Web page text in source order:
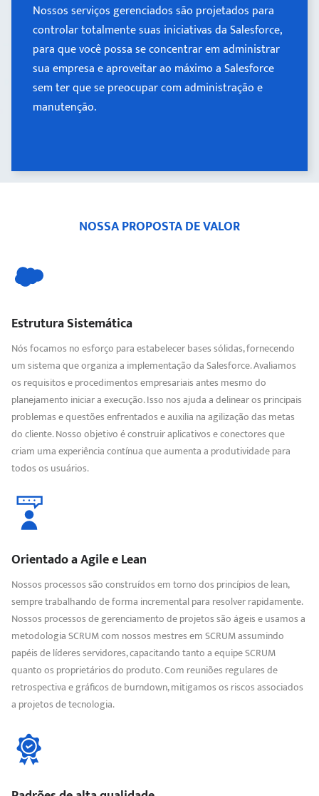
Nossos serviços gerenciados são projetados para
controlar totalmente suas iniciativas da Salesforce,
para que você possa se concentrar em administrar
sua empresa e aproveitar ao máximo a Salesforce
sem ter que se preocupar com administração e
manutenção.
Nossos serviços gerenciados são projetados para
controlar totalmente suas iniciativas da Salesforce,
para que você possa se concentrar em administrar
sua empresa e aproveitar ao máximo a Salesforce
sem ter que se preocupar com administração e
manutenção.
NOSSA PROPOSTA DE VALOR
Estrutura Sistemática
Nós focamos no esforço para estabelecer bases sólidas, fornecendo
um sistema que organiza a implementação da Salesforce. Avaliamos
os requisitos e procedimentos empresariais antes mesmo do
planejamento iniciar a execução. Isso nos ajuda a delinear os principais
problemas e questões enfrentados e auxilia na agilização das metas
do cliente. Nosso objetivo é construir aplicativos e conectores que
criam uma experiência contínua que aumenta a produtividade para
todos os usuários.
Orientado a Agile e Lean
Nossos processos são construídos em torno dos princípios de lean,
sempre trabalhando de forma incremental para resolver rapidamente.
Nossos processos de gerenciamento de projetos são ágeis e usamos a
metodologia SCRUM com nossos mestres em SCRUM assumindo
papéis de líderes servidores, capacitando tanto a equipe SCRUM
quanto os proprietários do produto. Com reuniões regulares de
retrospectiva e gráficos de burndown, mitigamos os riscos associados
a projetos de tecnologia.